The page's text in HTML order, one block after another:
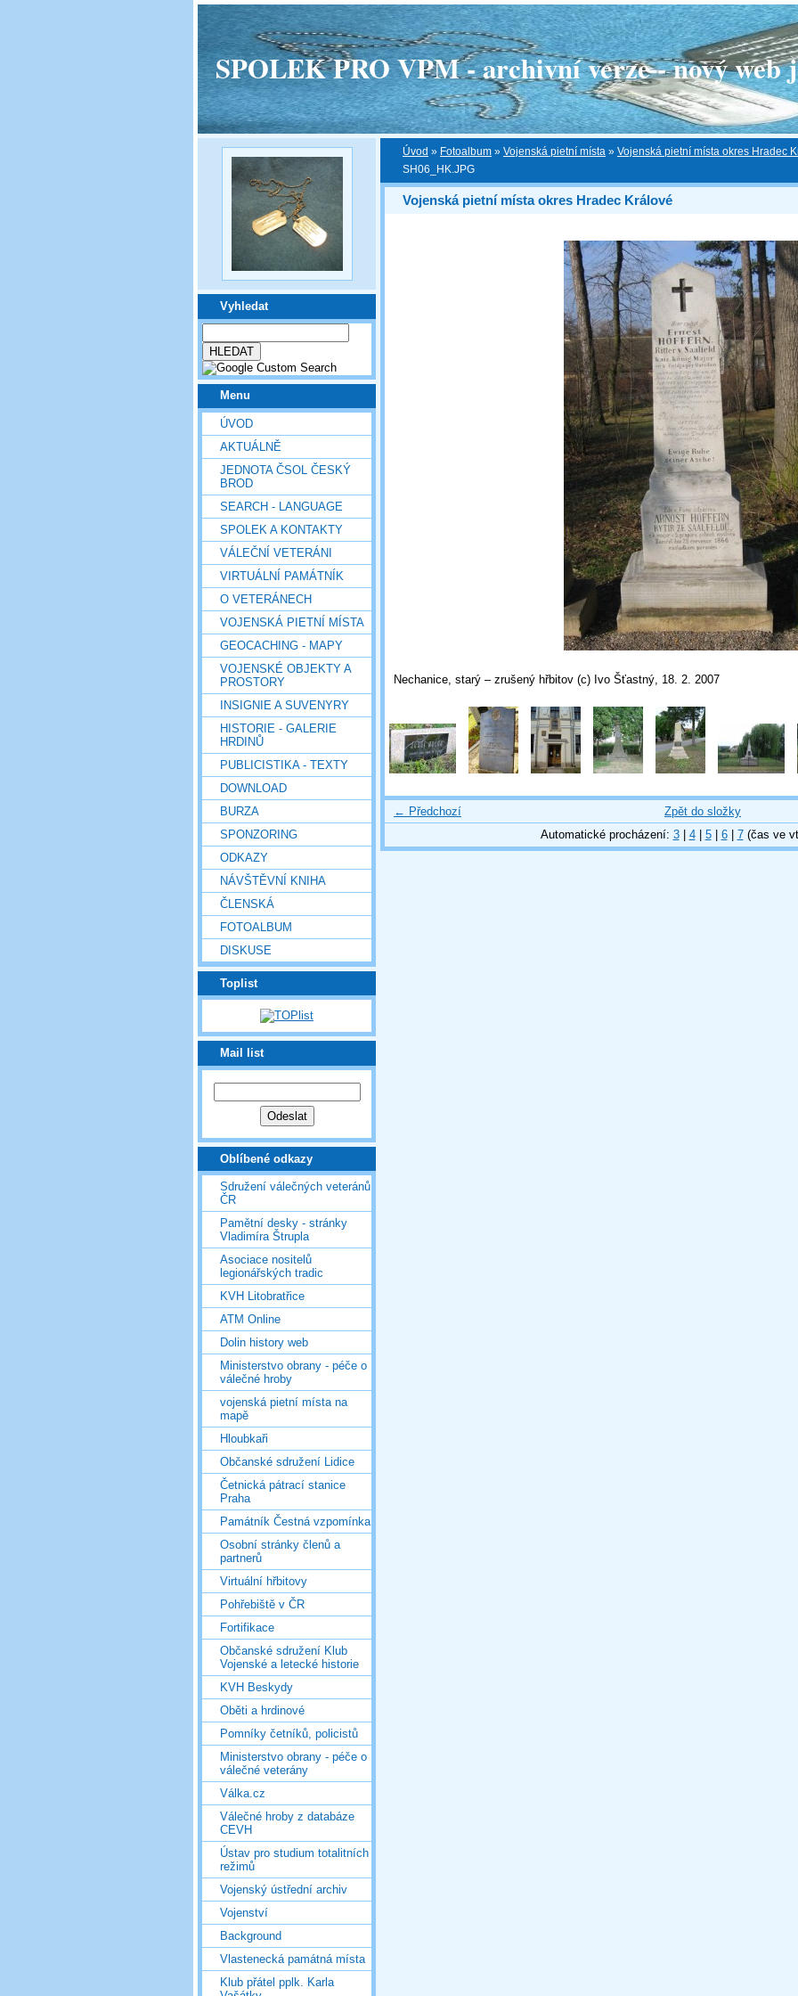
SPOLEK PRO VPM - archivní verze - nový web
Vyhledat
Menu
ÚVOD
AKTUÁLNĚ
JEDNOTA ČSOL ČESKÝ
BROD
SEARCH - LANGUAGE
SPOLEK A KONTAKTY
VÁLEČNÍ VETERÁNI
VIRTUÁLNÍ PAMÁTNÍK
O VETERÁNECH
VOJENSKÁ PIETNÍ MÍSTA
GEOCACHING - MAPY
VOJENSKÉ OBJEKTY A
PROSTORY
INSIGNIE A SUVENYRY
HISTORIE - GALERIE
HRDINŮ
PUBLICISTIKA - TEXTY
DOWNLOAD
BURZA
SPONZORING
ODKAZY
NÁVŠTĚVNÍ KNIHA
ČLENSKÁ
FOTOALBUM
DISKUSE
Toplist
Mail list
Oblíbené odkazy
Sdružení válečných veteránů
ČR
Pamětní desky - stránky
Vladimíra Štrupla
Asociace nositelů
legionářských tradic
KVH Litobratřice
ATM Online
Dolin history web
Ministerstvo obrany - péče o
válečné hroby
vojenská pietní místa na
mapě
Hloubkaři
Občanské sdružení Lidice
Četnická pátrací stanice
Praha
Památník Čestná vzpomínka
Osobní stránky členů a
partnerů
Virtuální hřbitovy
Pohřebiště v ČR
Fortifikace
Občanské sdružení Klub
Vojenské a letecké historie
KVH Beskydy
Oběti a hrdinové
Pomníky četníků, policistů
Ministerstvo obrany - péče o
válečné veterány
Válka.cz
Válečné hroby z databáze
CEVH
Ústav pro studium totalitních
režimů
Vojenský ústřední archiv
Vojenství
Background
Vlastenecká památná místa
Klub přátel pplk. Karla
Úvod » Fotoalbum » Vojenská pietní místa » Vojenská pietní místa okres Hradec
SH06_HK.JPG
Vojenská pietní místa okres Hradec Králové
Nechanice, starý – zrušený hřbitov (c) Ivo Šťastný, 18. 2. 2007
← Předchozí
Zpět do složky
Automatické procházení: 3| 4| 5| 6| 7(čas ve